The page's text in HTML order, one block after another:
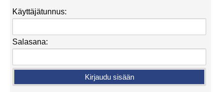
Käyttäjätunnus:
Salasana: